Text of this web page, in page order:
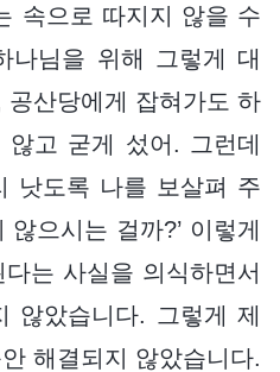
속으로 따지지 않을 수
나님을 위해 그렇게 대
산당에게 잡혀가도 하
않고 굳게 섰어. 그런데
낫도록 나를 보살펴 주
으시는 걸까?’ 이렇게
는 사실을 의식하면서
않았습니다. 그렇게 제
해결되지 않았습니다.